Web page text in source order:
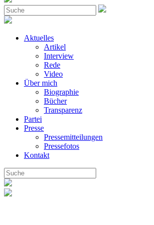
Aktuelles
Artikel
Interview
Rede
Video
Über mich
Biographie
Bücher
Transparenz
Partei
Presse
Pressemitteilungen
Pressefotos
Kontakt